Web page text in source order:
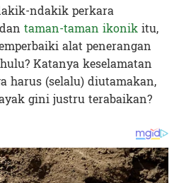
ndakik perkara
taman-taman ikonikitu,
alat penerangan
Katanya keselamatan
harus (selalu) diutamakan,
gini justru terabaikan?